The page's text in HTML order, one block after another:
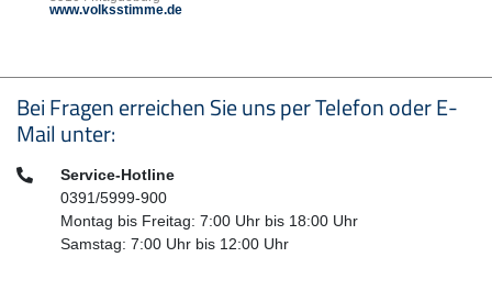
www.volksstimme.de
Seitenfußbereich
Bei Fragen erreichen Sie uns per Telefon oder E-
Mail unter:
Telefon:Service-Hotline
0391/5999-900
Montag bis Freitag: 7:00 Uhr bis 18:00 Uhr
Samstag: 7:00 Uhr bis 12:00 Uhr